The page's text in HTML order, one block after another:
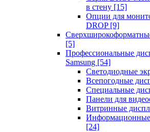
в стену [15]
Опции для
DROP [9]
[5]
Профессиональные
Samsung [54]
Светодиодные
Всепогодные
Специальные
Панели для
Витринные
Информационные
[24]